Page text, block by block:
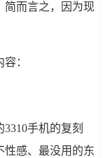
简而言之，因为现
：
手机的复刻
性感、最没用的东